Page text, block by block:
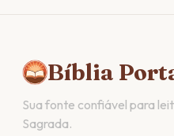
Bíblia
Sua fonte confiável para
Sagrada.